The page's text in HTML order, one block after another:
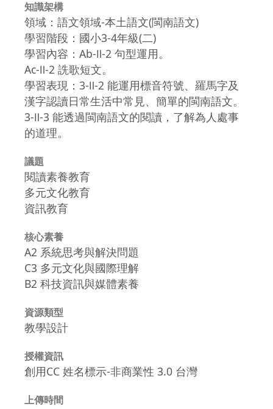
知識架構
領域：語文領域-本土語文(閩南語文)
學習階段：國小3-4年級(二)
學習內容：Ab-Ⅱ-2 句型運用。
Ac-Ⅱ-2 詵歌短文。
學習表現：3-Ⅱ-2 能運用標音符號、羅馬字及
漢字認讀日常生活中常見、簡單的閩南語文。
3-Ⅱ-3 能透過閩南語文的閱讀，了解為人處事
的道理。
議題
閱讀素養教育
多元文化教育
資訊教育
核心素養
A2 系統思考與解決問題
C3 多元文化與國際理解
B2 科技資訊與媒體素養
資源類型
教學設計
授權資訊
創用CC 姓名標示-非商業性 3.0 台灣
上傳時間